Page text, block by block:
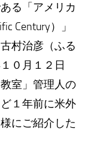
る「アメリカ
Century）」
村治彦（ふる
０月１２日
室」管理人の
１年前に米外
にご紹介した